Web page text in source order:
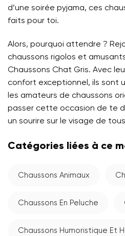
d’une soirée pyjama, ces
faits pour toi.
Alors, pourquoi attendre ?
chaussons rigolos et
Chaussons Chat Gris. Avec
confort exceptionnel, ils sont
les amateurs de chaussons
passer cette occasion de te
un sourire sur le visage de
Catégories liées à ce
Chaussons Animaux
Chaussons En Peluche
Chaussons Humoristique Et